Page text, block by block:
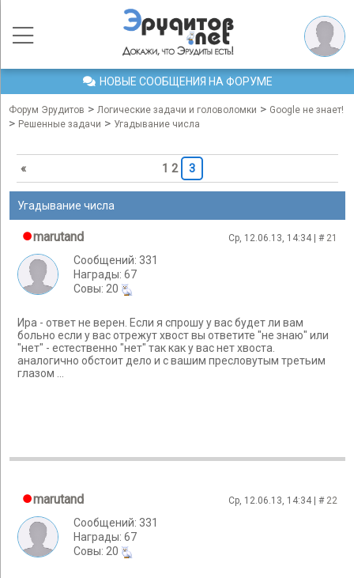
НОВЫЕ СООБЩЕНИЯ НА ФОРУМЕ
Форум Эрудитов > Логические задачи и головоломки > Google не знает!
> Решенные задачи > Угадывание числа
« 1 2 3
Угадывание числа
marutand Ср, 12.06.13, 14:34 | # 21
Сообщений: 331
Награды: 67
Cовы: 20
Ира - ответ не верен. Если я спрошу у вас будет ли вам
больно если у вас отрежут хвост вы ответите "не знаю" или
"нет" - естественно "нет" так как у вас нет хвоста.
аналогично обстоит дело и с вашим пресловутым третьим
глазом ...
marutand Ср, 12.06.13, 14:34 | # 22
Сообщений: 331
Награды: 67
Cовы: 20